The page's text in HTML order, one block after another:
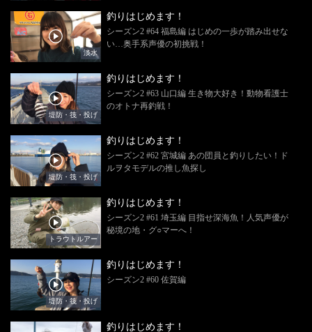
淡水
釣りはじめます！
シーズン2 #64 福島編 はじめの一歩が踏み出せな
い…奥手系声優の初挑戦！
堤防・筏・投げ
釣りはじめます！
シーズン2 #63 山口編 生き物大好き！動物看護士
のオトナ再釣戦！
堤防・筏・投げ
釣りはじめます！
シーズン2 #62 宮城編 あの団員と釣りしたい！ド
ルヲタモデルの推し魚探し
トラウトルアー
釣りはじめます！
シーズン2 #61 埼玉編 目指せ深海魚！人気声優が
秘境の地・グ○マーへ！
堤防・筏・投げ
釣りはじめます！
シーズン2 #60 佐賀編
釣りはじめます！